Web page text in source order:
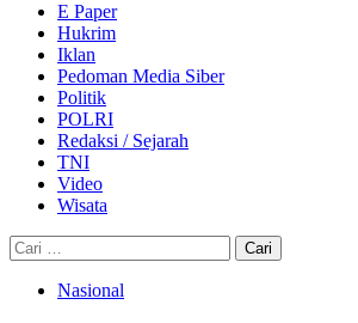
E Paper
Hukrim
Iklan
Pedoman Media Siber
Politik
POLRI
Redaksi / Sejarah
TNI
Video
Wisata
Cari
untuk:
Nasional